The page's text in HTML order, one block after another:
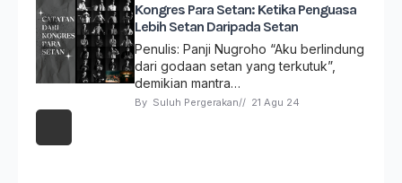
Kongres Para Setan: Ketika Penguasa
Lebih Setan Daripada Setan
Penulis: Panji Nugroho “Aku berlindung
dari godaan setan yang terkutuk”,
demikian mantra…
By Suluh Pergerakan// 21 Agu 24